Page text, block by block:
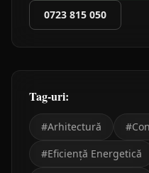
0723 815 050
Tag-uri:
#Arhitectură #
#Eficiență Energetică